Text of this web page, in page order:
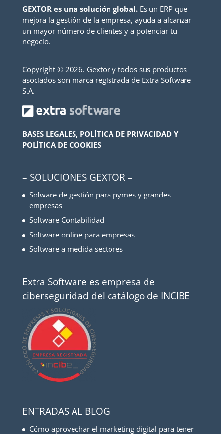
GEXTOR es una solución global.Es un ERP que
mejora la gestión de la empresa, ayuda a alcanzar
un mayor número de clientes y a potenciar tu
negocio.
Copyright © 2026. Gextor y todos sus productos
asociados son marca registrada de Extra Software
S.A.
BASES LEGALES, POLÍTICA DE PRIVACIDAD Y
POLÍTICA DE COOKIES
– SOLUCIONES GEXTOR –
Sofware de gestión para pymes y grandes
empresas
Software Contabilidad
Software online para empresas
Software a medida sectores
Extra Software es empresa de
ciberseguridad del catálogo de INCIBE
ENTRADAS AL BLOG
Cómo aprovechar el marketing digital para tener